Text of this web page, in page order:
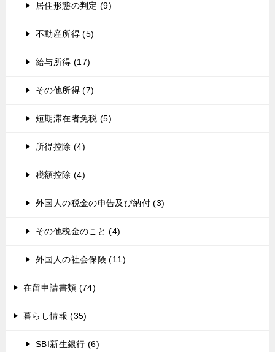
居住形態の判定 (9)
不動産所得 (5)
給与所得 (17)
その他所得 (7)
短期滞在者免税 (5)
所得控除 (4)
税額控除 (4)
外国人の税金の申告及び納付 (3)
その他税金のこと (4)
外国人の社会保険 (11)
在留申請書類 (74)
暮らし情報 (35)
SBI新生銀行 (6)